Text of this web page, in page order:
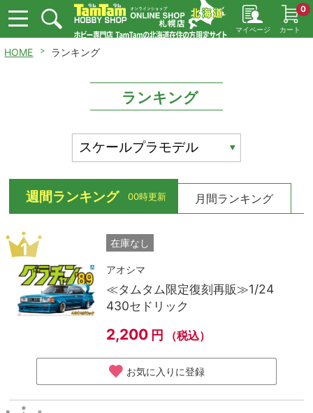
マイページ カート
0
HOME ランキング
ランキング
週間ランキング 00時更新 月間ランキング
1 在庫なし
アオシマ
≪タムタム限定復刻再販≫1/24
430セドリック
2,200 円 （税込）
お気に入りに登録